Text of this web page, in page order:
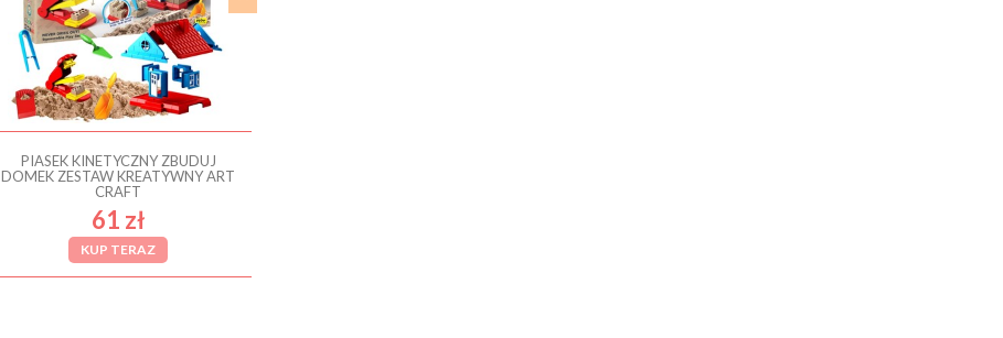
PIASEK KINETYCZNY ZBUDUJ
DOMEK ZESTAW KREATYWNY ART
CRAFT
61 zł
KUP TERAZ